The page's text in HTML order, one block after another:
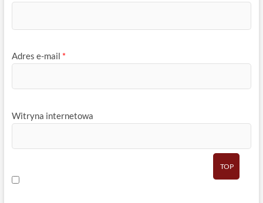
Adres e-mail *
Witryna internetowa
TOP